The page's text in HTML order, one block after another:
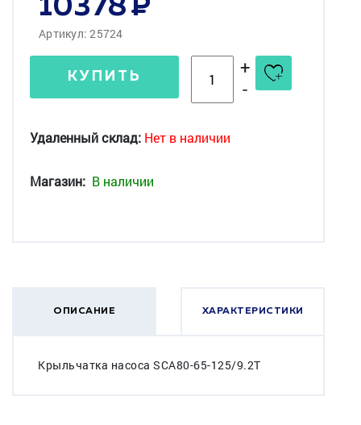
10378
Артикул: 25724
КУПИТЬ
+
-
Удаленный склад: Нет в наличии
Магазин: В наличии
ОПИСАНИЕ ХАРАКТЕРИСТИКИ
Крыльчатка насоса SCA80-65-125/9.2T